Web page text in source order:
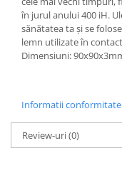
în jurul anului 400 iH.
sănătatea ta și se
lemn utilizate în
Dimensiuni:
Informatii
Review-uri(0)